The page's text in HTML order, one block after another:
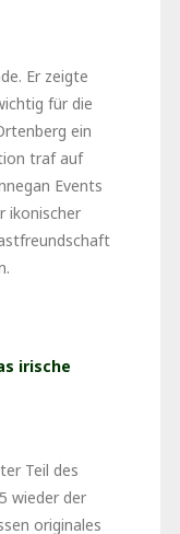
Er zeigte
für die
ein
traf auf
Events
ikonischer
irische
Teil des
wieder der
originales